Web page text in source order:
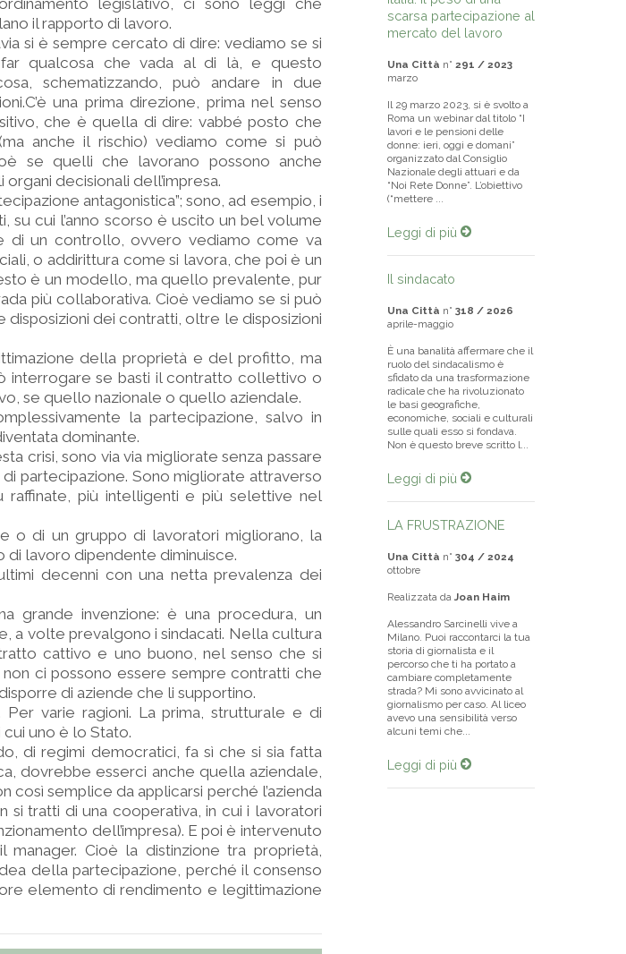
legislativo, ci sono leggi che
il rapporto di lavoro.
si è sempre cercato di dire: vediamo se si
qualcosa che vada al di là, e questo
schematizzando, può andare in due
una prima direzione, prima nel senso
che è quella di dire: vabbé posto che
anche il rischio) vediamo come si può
se quelli che lavorano possono anche
decisionali dell’impresa.
antagonistica”; sono, ad esempio, i
cui l’anno scorso è uscito un bel volume
di un controllo, ovvero vediamo come va
o addirittura come si lavora, che poi è un
è un modello, ma quello prevalente, pur
più collaborativa. Cioè vediamo se si può
dei contratti, oltre le disposizioni
della proprietà e del profitto, ma
interrogare se basti il contratto collettivo o
se quello nazionale o quello aziendale.
la partecipazione, salvo in
dominante.
crisi, sono via via migliorate senza passare
partecipazione. Sono migliorate attraverso
più intelligenti e più selettive nel
o di un gruppo di lavoratori migliorano, la
lavoro dipendente diminuisce.
decenni con una netta prevalenza dei
grande invenzione: è una procedura, un
a volte prevalgono i sindacati. Nella cultura
cattivo e uno buono, nel senso che si
ci possono essere sempre contratti che
di aziende che li supportino.
Per varie ragioni. La prima, strutturale e di
uno è lo Stato.
di regimi democratici, fa sì che si sia fatta
dovrebbe esserci anche quella aziendale,
semplice da applicarsi perché l’azienda
si tratti di una cooperativa, in cui i lavoratori
dell’impresa). E poi è intervenuto
Cioè la distinzione tra proprietà,
della partecipazione, perché il consenso
elemento di rendimento e legittimazione
scarsa partecipazione al
mercato del lavoro
Una Città n° 291 / 2023
marzo
Il 29 marzo 2023, si è svolto a
Roma un webinar dal titolo “I
lavori e le pensioni delle
donne: ieri, oggi e domani”
organizzato dal Consiglio
Nazionale degli attuari e da
“Noi Rete Donne”. L’obiettivo
(“mettere ...
Leggi di più
Il sindacato
Una Città n° 318 / 2026
aprile-maggio
È una banalità affermare che il
ruolo del sindacalismo è
sfidato da una trasformazione
radicale che ha rivoluzionato
le basi geografiche,
economiche, sociali e culturali
sulle quali esso si fondava.
Non è questo breve scritto l...
Leggi di più
LA FRUSTRAZIONE
Una Città n° 304 / 2024
ottobre
Realizzata da Joan Haim
Alessandro Sarcinelli vive a
Milano. Puoi raccontarci la tua
storia di giornalista e il
percorso che ti ha portato a
cambiare completamente
strada? Mi sono avvicinato al
giornalismo per caso. Al liceo
avevo una sensibilità verso
alcuni temi che...
Leggi di più